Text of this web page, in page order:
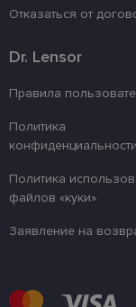
Отказаться от
Dr. Lensor
Правила
Политика
конфиденциальности
Политика
файлов «куки»
Заявление на
записью.
«куки».